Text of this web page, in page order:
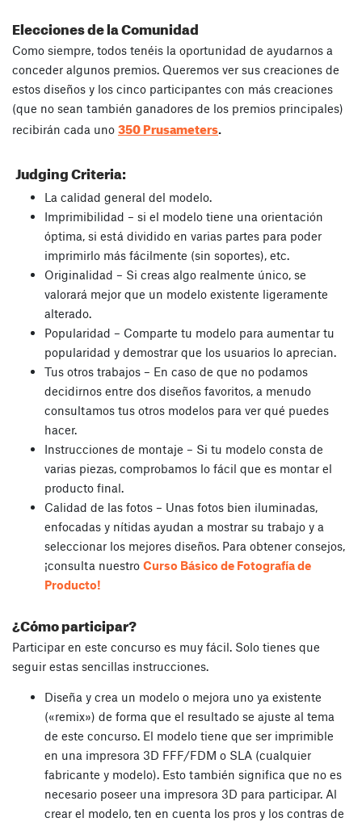
Elecciones de la Comunidad
Como siempre, todos tenéis la oportunidad de ayudarnos a
conceder algunos premios. Queremos ver sus creaciones de
estos diseños y los cinco participantes con más creaciones
(que no sean también ganadores de los premios principales)
recibirán cada uno 350 Prusameters.
Judging Criteria:
La calidad general del modelo.
Imprimibilidad – si el modelo tiene una orientación
óptima, si está dividido en varias partes para poder
imprimirlo más fácilmente (sin soportes), etc.
Originalidad – Si creas algo realmente único, se
valorará mejor que un modelo existente ligeramente
alterado.
Popularidad – Comparte tu modelo para aumentar tu
popularidad y demostrar que los usuarios lo aprecian.
Tus otros trabajos – En caso de que no podamos
decidirnos entre dos diseños favoritos, a menudo
consultamos tus otros modelos para ver qué puedes
hacer.
Instrucciones de montaje – Si tu modelo consta de
varias piezas, comprobamos lo fácil que es montar el
producto final.
Calidad de las fotos – Unas fotos bien iluminadas,
enfocadas y nítidas ayudan a mostrar su trabajo y a
seleccionar los mejores diseños. Para obtener consejos,
¡consulta nuestro Curso Básico de Fotografía de
Producto!
¿Cómo participar?
Participar en este concurso es muy fácil. Solo tienes que
seguir estas sencillas instrucciones.
Diseña y crea un modelo o mejora uno ya existente
(«remix») de forma que el resultado se ajuste al tema
de este concurso. El modelo tiene que ser imprimible
en una impresora 3D FFF/FDM o SLA (cualquier
fabricante y modelo). Esto también significa que no es
necesario poseer una impresora 3D para participar. Al
crear el modelo, ten en cuenta los pros y los contras de